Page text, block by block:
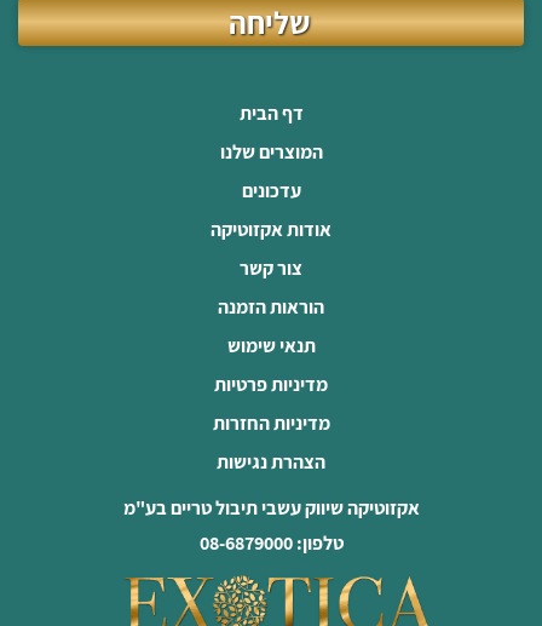
שליחה
דף הבית
המוצרים שלנו
עדכונים
אודות אקזוטיקה
צור קשר
הוראות הזמנה
תנאי שימוש
מדיניות פרטיות
מדיניות החזרות
הצהרת נגישות
אקזוטיקה שיווק עשבי תיבול טריים בע"מ
טלפון: 08-6879000